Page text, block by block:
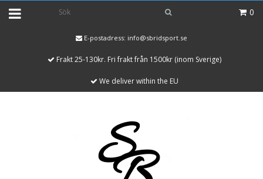
0
E-postadress: info@sbridsport.se
Frakt 25-130kr. Fri frakt från 1500kr (inom Sverige)
We deliver within the EU